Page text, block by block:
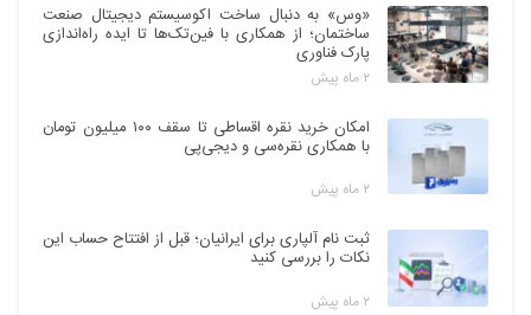
«وس» به دنبال ساخت اکوسیستم دیجیتال صنعت
ساختمان؛ از همکاری با فین‌تک‌ها تا ایده راه‌اندازی
پارک فناوری
۲ ماه پیش
امکان خرید نقره اقساطی تا سقف ۱۰۰ میلیون تومان
با همکاری نقره‌سی و دیجی‌پی
۲ ماه پیش
ثبت نام آلپاری برای ایرانیان؛ قبل از افتتاح حساب این
نکات را بررسی کنید
۲ ماه پیش